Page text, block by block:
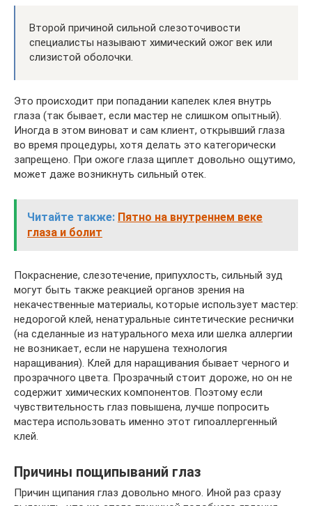
Второй причиной сильной слезоточивости
специалисты называют химический ожог век или
слизистой оболочки.
Это происходит при попадании капелек клея внутрь
глаза (так бывает, если мастер не слишком опытный).
Иногда в этом виноват и сам клиент, открывший глаза
во время процедуры, хотя делать это категорически
запрещено. При ожоге глаза щиплет довольно ощутимо,
может даже возникнуть сильный отек.
Читайте также: Пятно на внутреннем веке
глаза и болит
Покраснение, слезотечение, припухлость, сильный зуд
могут быть также реакцией органов зрения на
некачественные материалы, которые использует мастер:
недорогой клей, ненатуральные синтетические реснички
(на сделанные из натурального меха или шелка аллергии
не возникает, если не нарушена технология
наращивания). Клей для наращивания бывает черного и
прозрачного цвета. Прозрачный стоит дороже, но он не
содержит химических компонентов. Поэтому если
чувствительность глаз повышена, лучше попросить
мастера использовать именно этот гипоаллергенный
клей.
Причины пощипываний глаз
Причин щипания глаз довольно много. Иной раз сразу